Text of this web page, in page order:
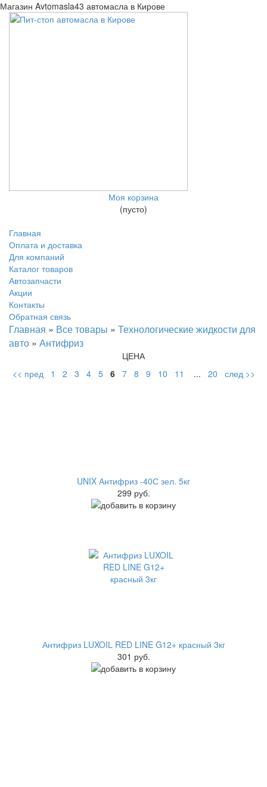
Магазин Avtomasla43 автомасла в Кирове
Моя корзина
(пусто)
Главная
Оплата и доставка
Для компаний
Каталог товаров
Автозапчасти
Акции
Контакты
Обратная связь
Главная » Все товары » Технологические жидкости для
авто » Антифриз
ЦЕНА
<< пред
1 2 3 4 5 6 7 8 9 10 11 ... 20 след >>
UNIX Антифриз -40С зел. 5кг
299 руб.
Антифриз LUXOIL RED LINE G12+ красный 3кг
301 руб.